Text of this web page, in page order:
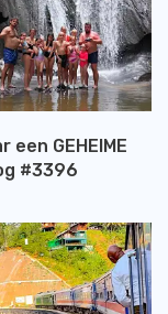
een GEHEIME
#3396